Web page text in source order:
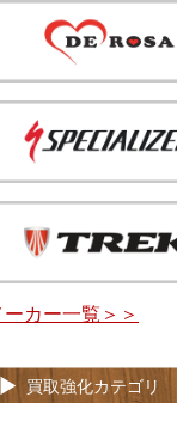
ーカー一覧＞＞
買取強化カテゴリ